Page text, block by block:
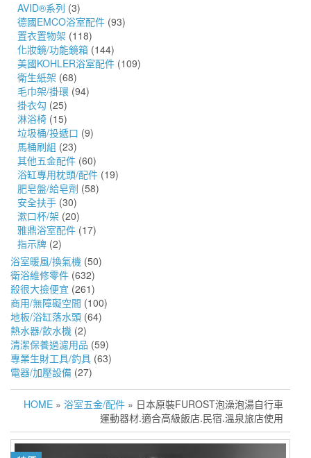
AVID®系列 (3)
德國EMCO浴室配件 (93)
置衣置物架 (118)
化妝鏡/功能鏡箱 (144)
美國KOHLER浴室配件 (109)
衛生紙架 (68)
毛巾架/掛環 (94)
掛衣勾 (25)
淋浴椅 (15)
垃圾桶/投遞口 (9)
馬桶刷組 (23)
其他五金配件 (60)
浴缸專用枕頭/配件 (19)
肥皂盤/給皂劑 (58)
安全扶手 (30)
漱口杯/架 (20)
雅鼎浴室配件 (17)
指示牌 (2)
浴室暖風/換氣機 (50)
衛浴維修零件 (632)
殺很大撿便宜 (261)
商用/無障礙空間 (100)
地板/浴缸落水頭 (64)
熱水器/飲水機 (2)
清潔保養過濾用品 (59)
專業生財工具/釣具 (63)
電器/加壓設備 (27)
HOME » 浴室五金/配件 » 日本原裝FUROST泡澡泡湯自行車
運動器材.適合高級飯店.民宿.溫泉旅店使用